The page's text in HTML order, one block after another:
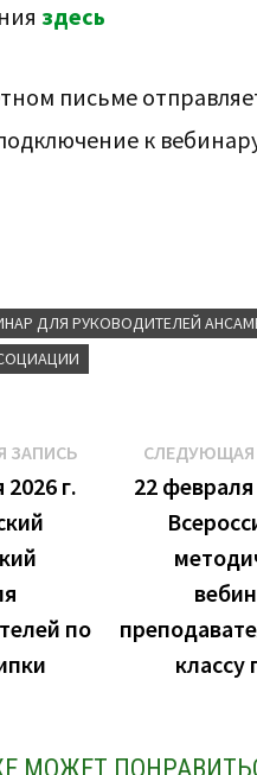
здесь
письме
к
ДЛЯ РУКОВОДИТЕЛЕЙ
ЗАПИСЬ
Предыдущая
запись:
г.
по
СЛЕДУЮЩАЯ
22 февраля
классу
МОЖЕТ